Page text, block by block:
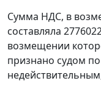
Сумма НДС, в
составляла
возмещении
признано судом